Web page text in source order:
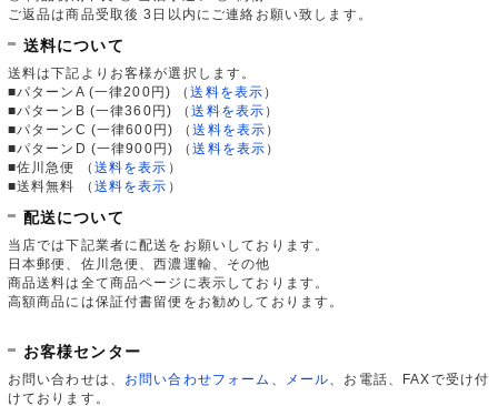
ご返品は商品受取後 3日以内にご連絡お願い致します。
送料について
送料は下記よりお客様が選択します。
■パターンA (一律200円)
（送料を表示 ）
■パターンB (一律360円)
（送料を表示 ）
■パターンC (一律600円)
（送料を表示 ）
■パターンD (一律900円)
（送料を表示 ）
■佐川急便
（ 送料を表示 ）
■送料無料
（ 送料を表示 ）
配送について
当店では下記業者に配送をお願いしております。
日本郵便、佐川急便、西濃運輸、その他
商品送料は全て商品ページに表示しております。
高額商品には保証付書留便をお勧めしております。
お客様センター
お問い合わせは、 お問い合わせフォーム メール 、お電話、FAXで受け付
けております。